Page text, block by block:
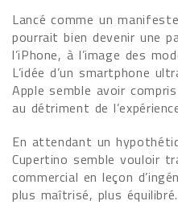
Lancé comme un
pourrait bien devenir une
l’iPhone, à l’image des
L’idée d’un smartphone
Apple semble avoir
au détriment de
En attendant un
Cupertino semble vouloir
commercial en leçon
plus maîtrisé, plus